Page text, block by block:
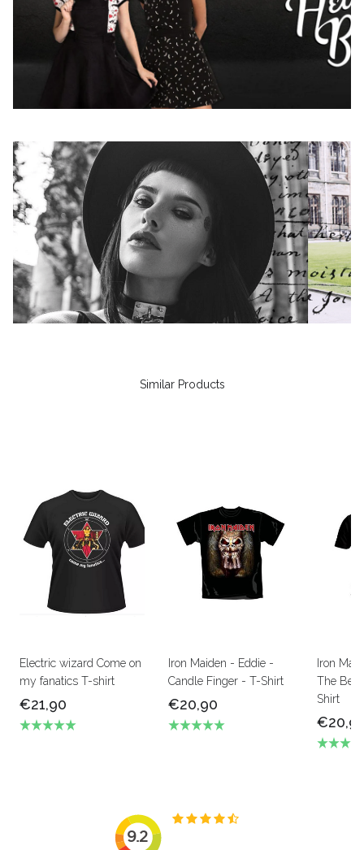
Similar Products
Electric wizard Come on
my fanatics T-shirt
€21,90
Iron Maiden - Eddie -
Candle Finger - T-Shirt
€20,90
Iron
The
Shirt